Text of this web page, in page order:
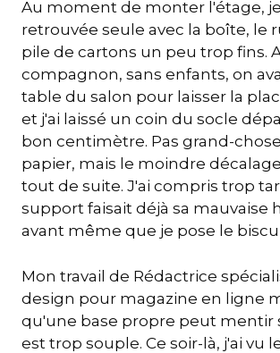
Au moment de monter l'étage,
retrouvée seule avec la boîte, le
pile de cartons un peu trop fins.
compagnon, sans enfants, on
table du salon pour laisser la
et j'ai laissé un coin du socle
bon centimètre. Pas grand-
papier, mais le moindre
tout de suite. J'ai compris trop
support faisait déjà sa mauvaise
avant même que je pose le
Mon travail de Rédactrice
design pour magazine en ligne
qu'une base propre peut mentir
est trop souple. Ce soir-là, j'ai vu